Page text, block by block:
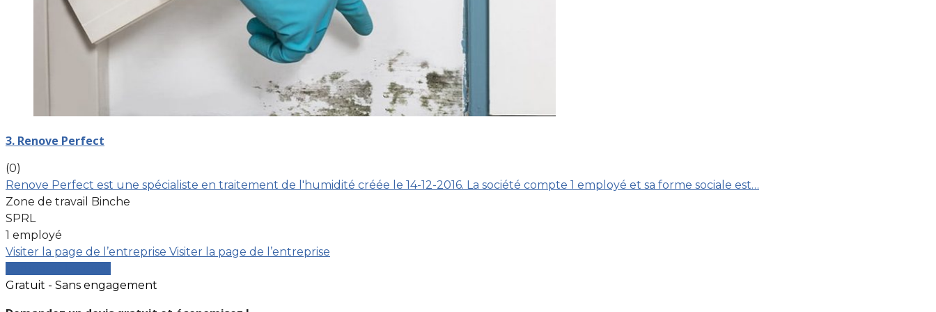
3. Renove Perfect
(0)
Renove Perfect est une spécialiste en traitement de l'humidité créée le 14-12-2016. La société compte 1 employé et sa forme sociale est…
Zone de travail Binche
SPRL
1 employé
Visiter la page de l’entreprise Visiter la page de l’entreprise
Gratuit - Sans engagement